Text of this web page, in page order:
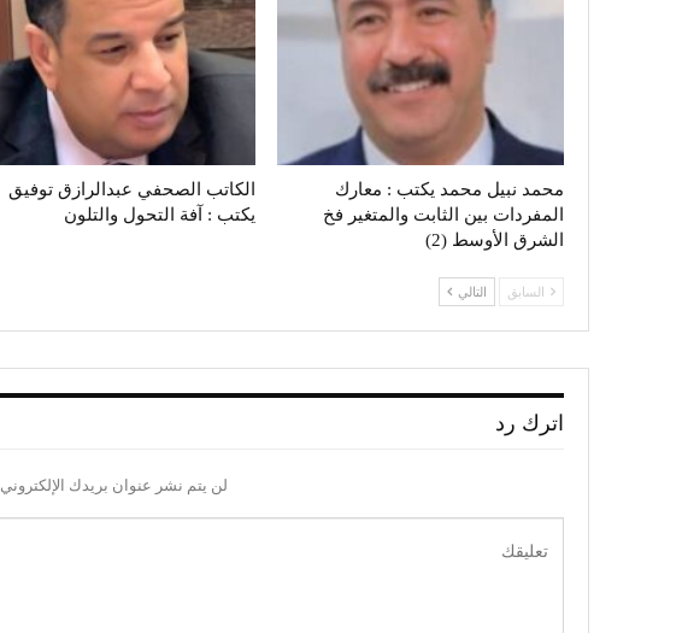
محمد نبيل محمد يكتب : معارك
المفردات بين الثابت والمتغير فخ
الشرق الأوسط (2)
الكاتب الصحفي عبدالرازق توفيق
يكتب : آفة التحول والتلون
السابق التالي
اترك رد
لن يتم نشر عنوان بريدك الإلكتروني.